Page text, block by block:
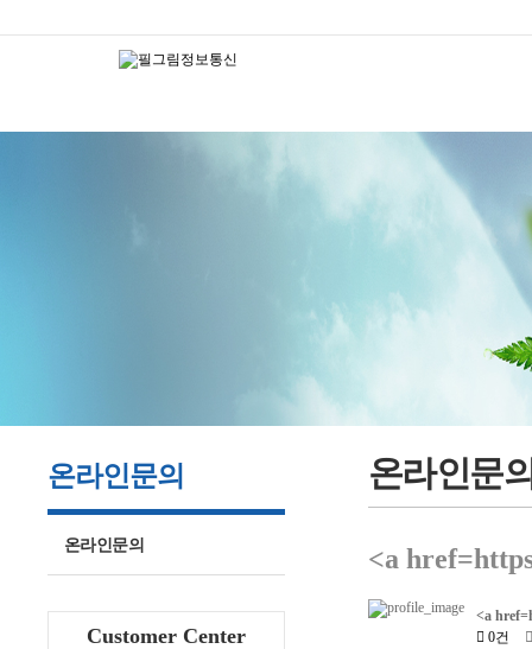
온라인문의
온라인문의
Customer Center
온라인문
<a
<a
0건